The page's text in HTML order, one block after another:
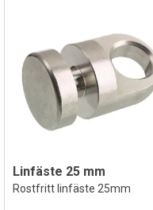
Linfäste 25 mm
Rostfritt linfäste 25mm